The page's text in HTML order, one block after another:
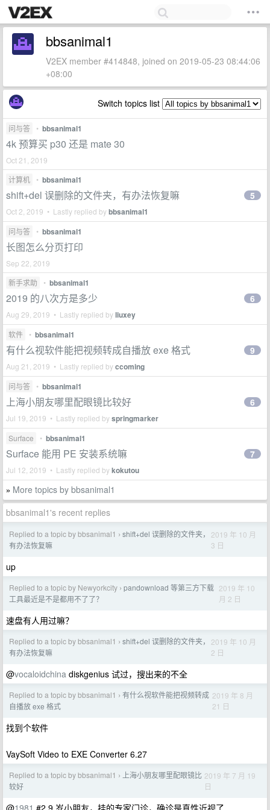
bbsanimal1
V2EX member #414848, joined on 2019-05-23 08:44:06
+08:00
Switch topics list
问与答 • bbsanimal1
4k 预算买 p30 还是 mate 30
Oct 21, 2019
计算机
• bbsanimal1
shift+del 误删除的文件夹，有办法恢复嘛
Oct 2, 2019 • Lastly replied bybbsanimal1
5
问与答 • bbsanimal1
长图怎么分页打印
Sep 22, 2019
新手求助
• bbsanimal1
2019 的八次方是多少
Aug 29, 2019 • Lastly replied byliuxey
6
软件 • bbsanimal1
有什么视软件能把视频转成自播放 exe 格式
Aug 21, 2019 • Lastly replied byccoming
9
问与答 • bbsanimal1
上海小朋友哪里配眼镜比较好
Jul 19, 2019 • Lastly replied byspringmarker
6
Surface • bbsanimal1
Surface 能用 PE 安装系统嘛
Jul 12, 2019 • Lastly replied bykokutou
7
» More topics by bbsanimal1
bbsanimal1's recent replies
Replied to a topic by bbsanimal1 › shift+del 误删除的文件夹，
有办法恢复嘛
2019 年 10 月
3 日
up
Replied to a topic by Newyorkcity › pandownload 等第三方下载
工具最近是不是都用不了了？
2019 年 10
月 2 日
速盘有人用过嘛？
Replied to a topic by bbsanimal1 › shift+del 误删除的文件夹，
有办法恢复嘛
2019 年 10 月
2 日
@vocaloidchina diskgenius 试过，搜出来的不全
Replied to a topic by bbsanimal1 › 有什么视软件能把视频转成
自播放 exe 格式
2019 年 8 月
21 日
找到个软件
VaySoft Video to EXE Converter 6.27
Replied to a topic by bbsanimal1 ›
上海小朋友哪里配眼镜比
较好
2019 年 7 月 19
日
@1981 #2 9 岁小朋友，挂的专家门诊，确诊是真性近视了